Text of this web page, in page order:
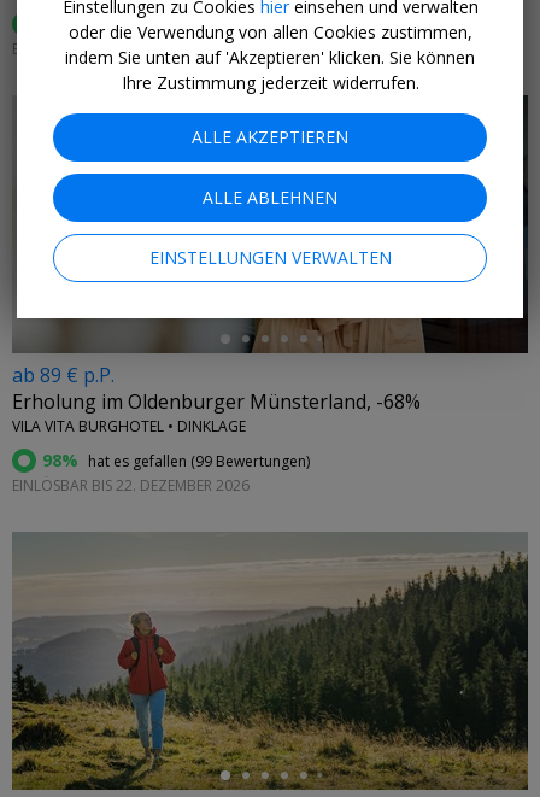
96% hat es gefallen (25 Bewertungen)
EINLÖSBAR BIS 17. DEZ. 2026 (FR./SA. MIT AUFPREIS)
←
ab 89 € p.P.
Erholung im Oldenburger Münsterland, -68%
VILA VITA BURGHOTEL • DINKLAGE
98% hat es gefallen (99 Bewertungen)
EINLÖSBAR BIS 22. DEZEMBER 2026
Einstellungen zu Cookies hiereinsehen und verwalten
oder die Verwendung von allen Cookies zustimmen,
indem Sie unten auf 'Akzeptieren' klicken. Sie können
Ihre Zustimmung jederzeit widerrufen.
ALLE AKZEPTIEREN
ALLE ABLEHNEN
EINSTELLUNGEN VERWALTEN